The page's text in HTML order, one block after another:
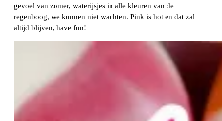
gevoel van zomer, waterijsjes in alle kleuren van de
regenboog, we kunnen niet wachten. Pink is hot en dat zal
altijd blijven, have fun!